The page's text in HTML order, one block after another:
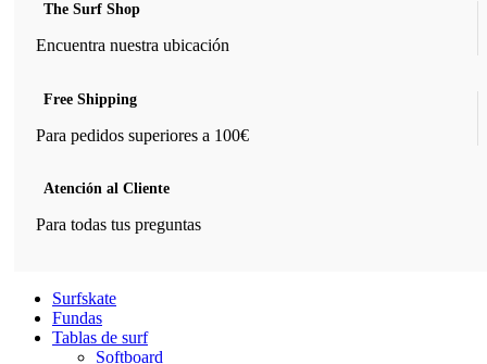
The Surf Shop
Encuentra nuestra ubicación
Free Shipping
Para pedidos superiores a 100€
Atención al Cliente
Para todas tus preguntas
Surfskate
Fundas
Tablas de surf
Softboard